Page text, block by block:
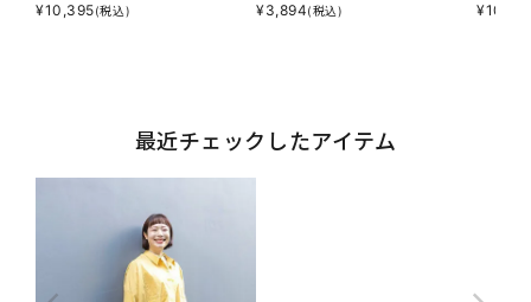
¥10,395(税込)
¥3,894(税込)
¥
最近チェックしたアイテム